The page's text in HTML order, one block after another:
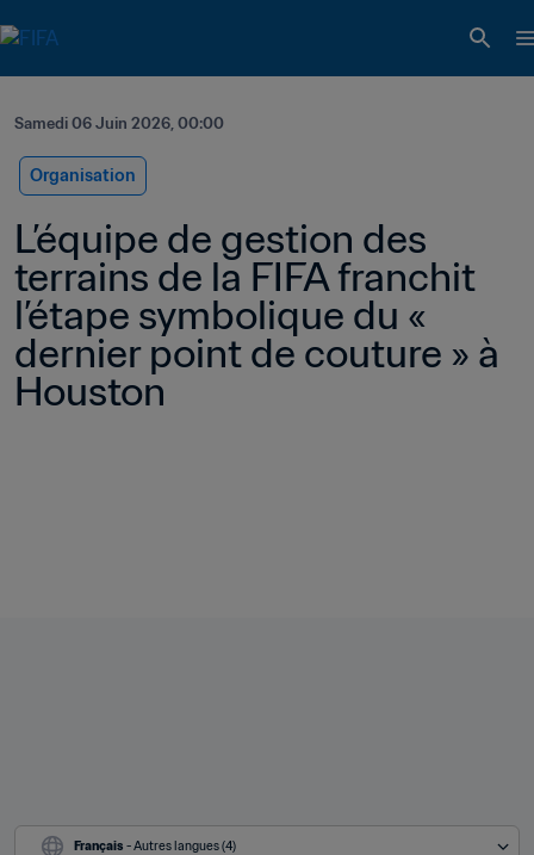
Samedi 06 Juin 2026, 00:00
Organisation
L’équipe de gestion des
terrains de la FIFA franchit
l’étape symbolique du «
dernier point de couture » à
Houston
Français - Autres langues (4)